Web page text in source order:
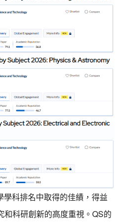
科排名中取得的佳績，得益
和科研創新的高度重視。QS的